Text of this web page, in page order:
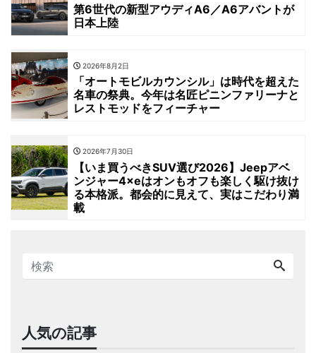
第6世代の新型アウディA6／A6アバントが
日本上陸
2026年8月2日
「オートモビルカウンシル」は時代を超えた
名車の祭典。今年は名匠ピニンファリーナと
レストモッドをフィーチャー
2026年7月30日
【いま買うべきSUV選び2026】Jeepアベ
ンジャー4×eはオンもオフも楽しく駆け抜け
る本格派。都会的に見えて、実はこだわり満
載
人気の記事